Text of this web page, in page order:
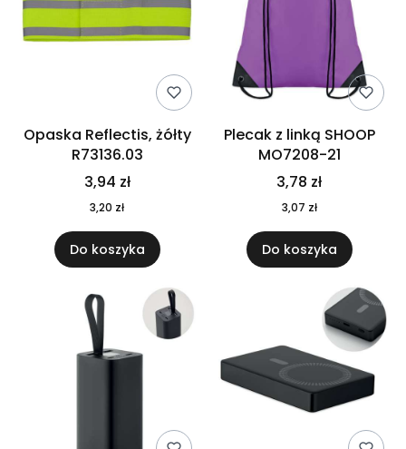
Opaska Reflectis, żółty
R73136.03
3,94 zł
3,20 zł
Do koszyka
Plecak z linką SHOOP
MO7208-21
3,78 zł
3,07 zł
Do koszyka